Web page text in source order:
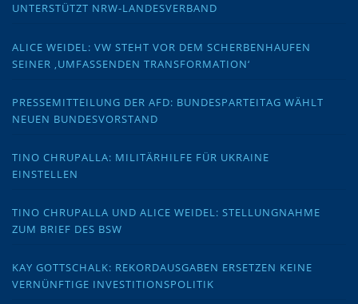
UNTERSTÜTZT NRW-LANDESVERBAND
ALICE WEIDEL: VW STEHT VOR DEM SCHERBENHAUFEN
SEINER ‚UMFASSENDEN TRANSFORMATION‘
PRESSEMITTEILUNG DER AFD: BUNDESPARTEITAG WÄHLT
NEUEN BUNDESVORSTAND
TINO CHRUPALLA: MILITÄRHILFE FÜR UKRAINE
EINSTELLEN
TINO CHRUPALLA UND ALICE WEIDEL: STELLUNGNAHME
ZUM BRIEF DES BSW
KAY GOTTSCHALK: REKORDAUSGABEN ERSETZEN KEINE
VERNÜNFTIGE INVESTITIONSPOLITIK